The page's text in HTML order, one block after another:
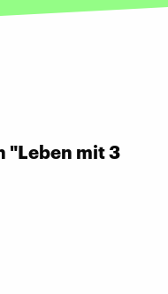
"Leben mit 3